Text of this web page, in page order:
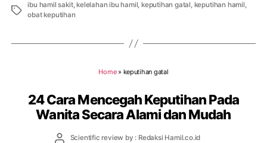
Tags
ibu hamil sakit, kelelahan ibu hamil, keputihan gatal, keputihan hamil,
obat keputihan
Home» keputihan gatal
24 Cara Mencegah Keputihan Pada
Wanita Secara Alami dan Mudah
PostScientific review by : Redaksi Hamil.co.id